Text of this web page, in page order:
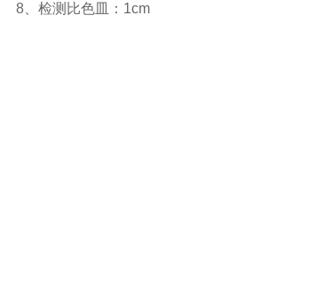
8、检测比色皿：1cm